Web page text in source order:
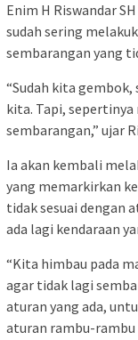
Enim H Riswandar
sudah sering
sembarangan yang
“Sudah kita
kita. Tapi,
sembarangan,” ujar
Ia akan kembali
yang memarkirkan
tidak sesuai dengan
ada lagi kendaraan
“Kita himbau pada
agar tidak lagi
aturan yang ada,
aturan rambu-